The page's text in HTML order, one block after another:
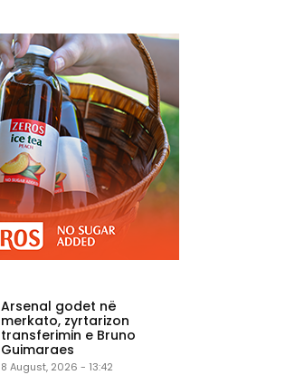
Arsenal godet në
merkato, zyrtarizon
transferimin e Bruno
Guimaraes
8 August, 2026 - 13:42